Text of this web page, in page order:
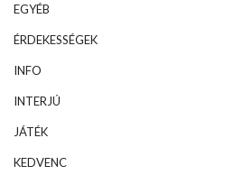
EGYÉB
ÉRDEKESSÉGEK
INFO
INTERJÚ
JÁTÉK
KEDVENC